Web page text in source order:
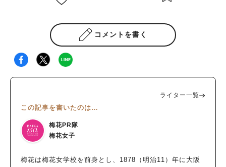
コメントを書く
ライター一覧
この記事を書いたのは…
梅花PR隊
梅花女子
梅花は梅花女学校を前身とし、1878（明治11）年に大阪